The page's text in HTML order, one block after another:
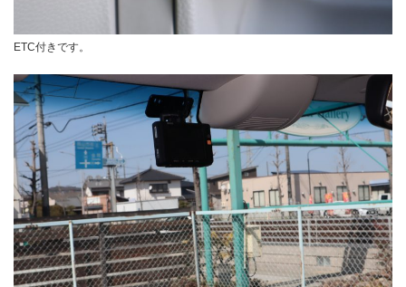
ETC付きです。